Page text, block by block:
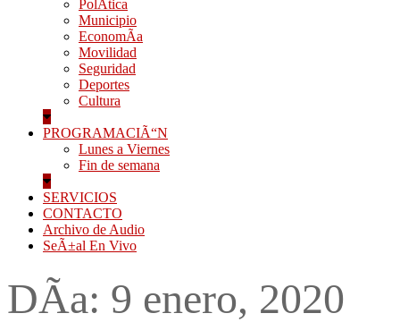
PolÃ­tica
Municipio
EconomÃ­a
Movilidad
Seguridad
Deportes
Cultura
PROGRAMACIÃ“N
Lunes a Viernes
Fin de semana
SERVICIOS
CONTACTO
Archivo de Audio
SeÃ±al En Vivo
DÃ­a: 9 enero, 2020